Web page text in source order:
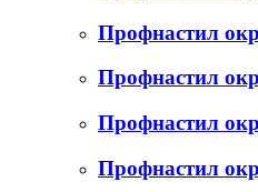
Профнастил
Профнастил
Профнастил
Профнастил